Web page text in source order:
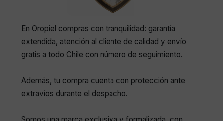
En Oropiel compras con tranquilidad: garantía
extendida, atención al cliente de calidad y envío
gratis a todo Chile con número de seguimiento.
Además, tu compra cuenta con protección ante
extravíos durante el despacho.